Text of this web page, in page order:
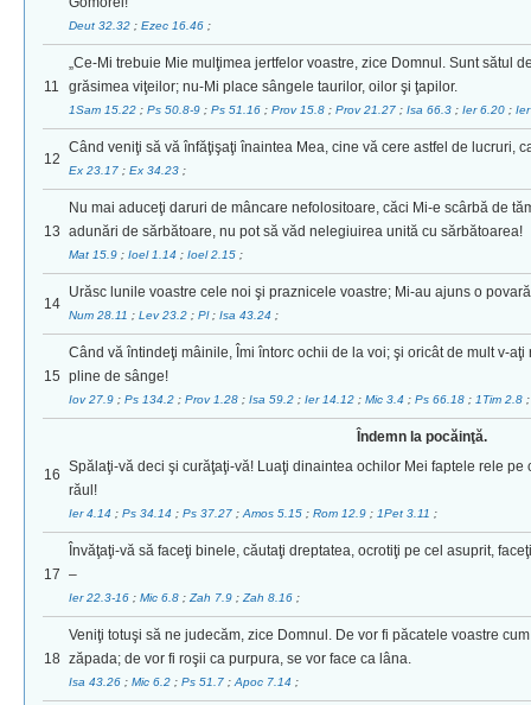
Deut 32.32 ; Ezec 16.46 ;
11
„Ce-Mi trebuie Mie mulţimea jertfelor voastre, zice Domnul. Sunt sătul
grăsimea viţeilor; nu-Mi place sângele taurilor, oilor şi ţapilor.
1Sam 15.22 ; Ps 50.8-9 ; Ps 51.16 ; Prov 15.8 ; Prov 21.27 ; Isa 66.3 ; Ier 6.20 ;
12
Când veniţi să vă înfăţişaţi înaintea Mea, cine vă cere astfel de lucruri,
Ex 23.17 ; Ex 34.23 ;
13
Nu mai aduceţi daruri de mâncare nefolositoare, căci Mi-e scârbă de
adunări de sărbătoare, nu pot să văd nelegiuirea unită cu sărbătoarea!
Mat 15.9 ; Ioel 1.14 ; Ioel 2.15 ;
14
Urăsc lunile voastre cele noi şi praznicele voastre; Mi-au ajuns o
Num 28.11 ; Lev 23.2 ; Pl ; Isa 43.24 ;
15
Când vă întindeţi mâinile, Îmi întorc ochii de la voi; şi oricât de mult v-
pline de sânge!
Iov 27.9 ; Ps 134.2 ; Prov 1.28 ; Isa 59.2 ; Ier 14.12 ; Mic 3.4 ; Ps 66.18 ; 1Tim 2.8
16
Îndemn la pocăinţă.
Spălaţi-vă deci şi curăţaţi-vă! Luaţi dinaintea ochilor Mei faptele rele pe
răul!
Ier 4.14 ; Ps 34.14 ; Ps 37.27 ; Amos 5.15 ; Rom 12.9 ; 1Pet 3.11 ;
17
Învăţaţi-vă să faceţi binele, căutaţi dreptatea, ocrotiţi pe cel asuprit,
–
Ier 22.3-16 ; Mic 6.8 ; Zah 7.9 ; Zah 8.16 ;
18
Veniţi totuşi să ne judecăm, zice Domnul. De vor fi păcatele voastre
zăpada; de vor fi roşii ca purpura, se vor face ca lâna.
Isa 43.26 ; Mic 6.2 ; Ps 51.7 ; Apoc 7.14 ;